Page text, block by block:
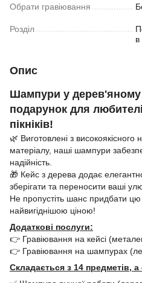
Обрати гравіювання
Розділ
в
Опис
Шампури у дерев'яному
подарунок для
пікніків!
🌿 Виготовлені з високоякісного
матеріалу, наші шампури
надійність.
🎁 Кейс з дерева додає
зберігати та переносити ваші
Не пропустіть шанс придбати
найвигіднішою ціною!
Додаткові послуги:
👉 Гравіювання на кейсі
👉 Гравіювання на шампурах
Складається з 14 предметів, а